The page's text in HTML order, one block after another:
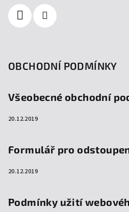
OBCHODNÍ PODMÍNKY
Všeobecné obchodní
20.12.2019
Formulář pro
20.12.2019
Podmínky užití